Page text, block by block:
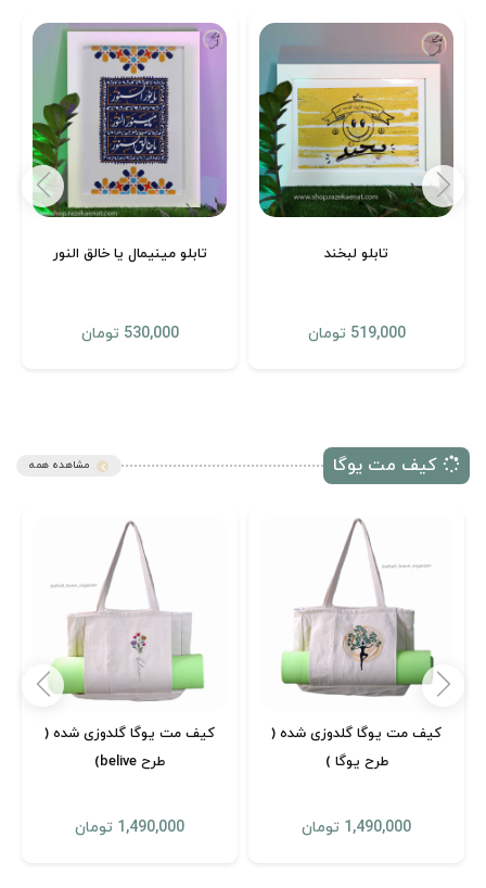
تابلو لبخند
519,000 تومان
تابلو مینیمال یا خالق النور
530,000 تومان
مشاهده همه
کیف مت یوگا گلدوزی شده (
طرح یوگا )
1,490,000 تومان
کیف مت یوگا گلدوزی شده (
طرح belive)
1,490,000 تومان